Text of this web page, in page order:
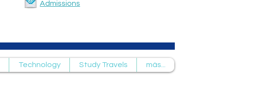
Admissions
Technology Study Travels más...